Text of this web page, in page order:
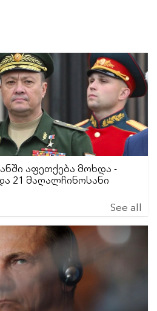
აფეთქება მოხდა -
21 მაღალჩინოსანი
See all